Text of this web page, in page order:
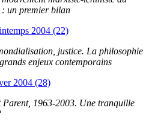
: un premier bilan
2004 (22)
justice. La philosophie
enjeux contemporains
2004 (28)
Parent, 1963-2003. Une tranquille